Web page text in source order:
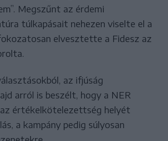
Megszűnt az érdemi
túlkapásait nehezen viselte el a
elvesztette a Fidesz az
az ifjúság
arról is beszélt, hogy a NER
értékelkötelezettség helyét
a kampány pedig súlyosan